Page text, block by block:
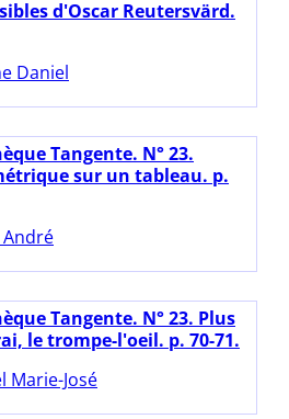
d'Oscar Reutersvärd.
Daniel
Tangente. N° 23.
sur un tableau. p.
Tangente. N° 23. Plus
le trompe-l'oeil. p. 70-71.
Marie-José